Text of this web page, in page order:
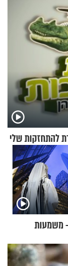
להתחזקות שלי
משמעות